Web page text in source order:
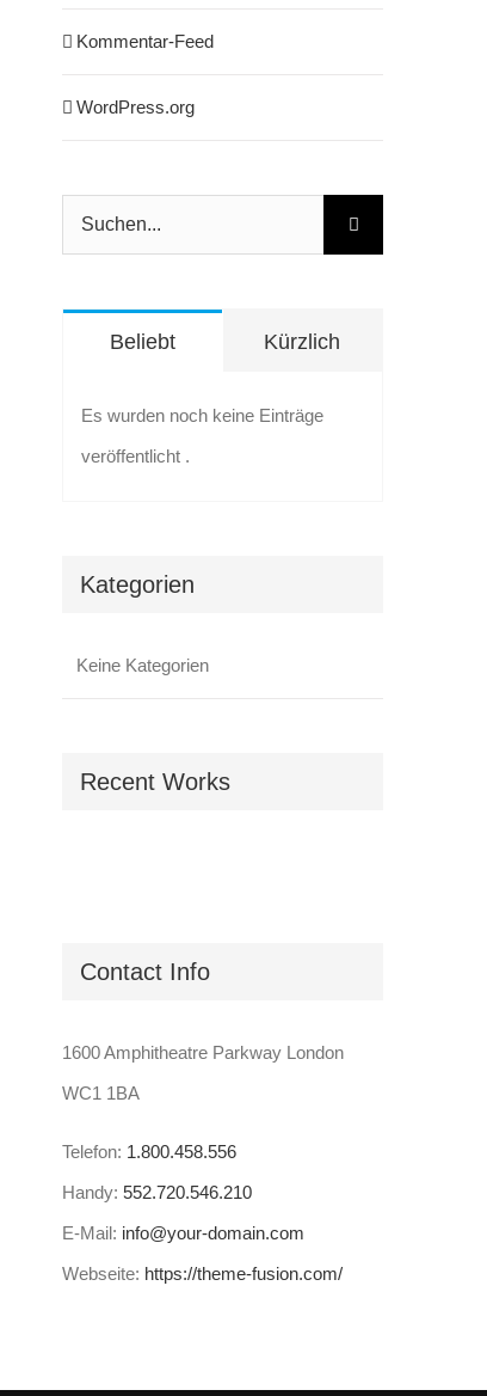
Kommentar-Feed
WordPress.org
Suche
nach:
Beliebt Kürzlich
Es wurden noch keine Einträge
veröffentlicht .
Kategorien
Keine Kategorien
Recent Works
Contact Info
1600 Amphitheatre Parkway London
WC1 1BA
Telefon: 1.800.458.556
Handy: 552.720.546.210
E-Mail: info@your-domain.com
Webseite: https://theme-fusion.com/